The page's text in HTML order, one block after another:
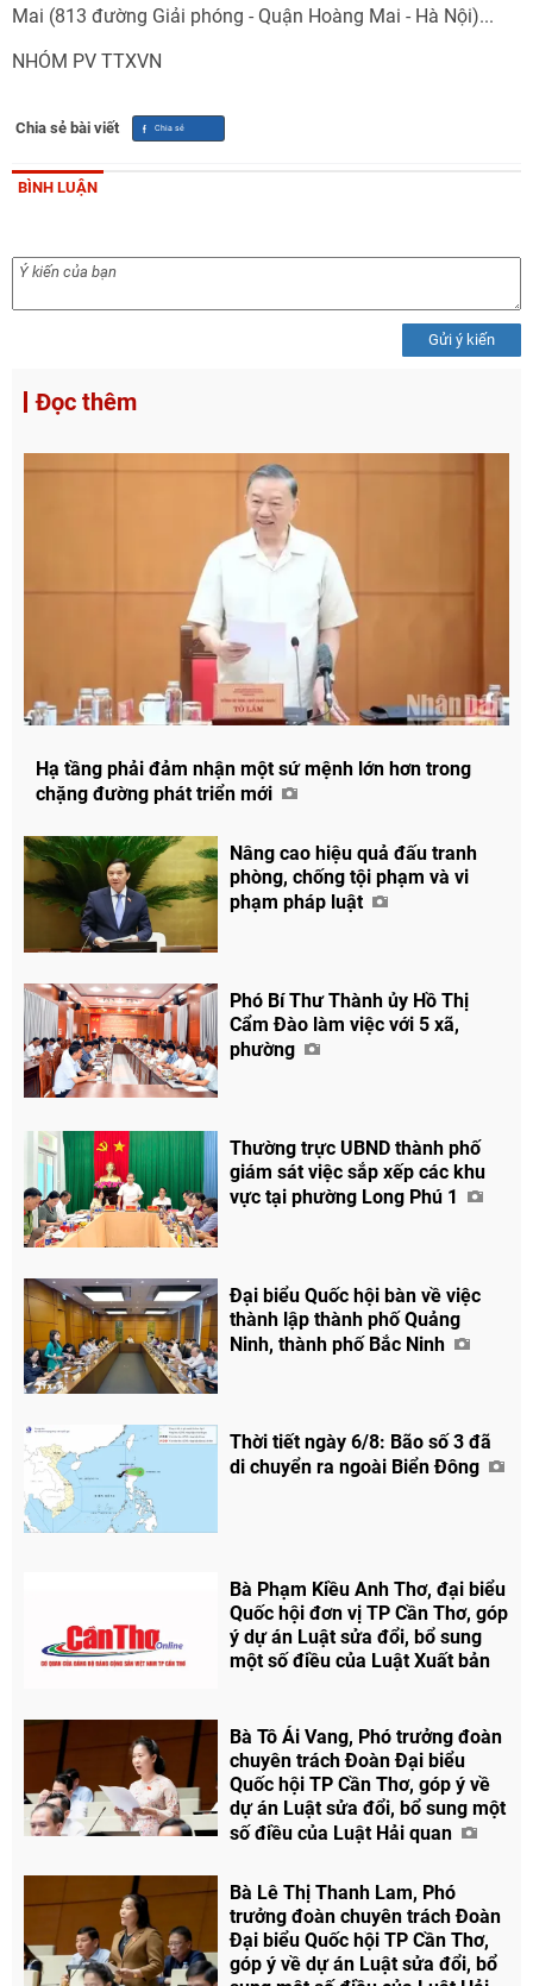
Mai (813 đường Giải phóng - Quận Hoàng Mai - Hà Nội)...
NHÓM PV TTXVN
Chia sẻ bài viết
BÌNH LUẬN
Gửi ý kiến
Đọc thêm
Hạ tầng phải đảm nhận một sứ mệnh lớn hơn trong
chặng đường phát triển mới
Nâng cao hiệu quả đấu tranh
phòng, chống tội phạm và vi
phạm pháp luật
Phó Bí Thư Thành ủy Hồ Thị
Cẩm Đào làm việc với 5 xã,
phường
Thường trực UBND thành phố
giám sát việc sắp xếp các khu
vực tại phường Long Phú 1
Đại biểu Quốc hội bàn về việc
thành lập thành phố Quảng
Ninh, thành phố Bắc Ninh
Thời tiết ngày 6/8: Bão số 3 đã
di chuyển ra ngoài Biển Đông
Bà Phạm Kiều Anh Thơ, đại biểu
Quốc hội đơn vị TP Cần Thơ, góp
ý dự án Luật sửa đổi, bổ sung
một số điều của Luật Xuất bản
Bà Tô Ái Vang, Phó trưởng đoàn
chuyên trách Đoàn Đại biểu
Quốc hội TP Cần Thơ, góp ý về
dự án Luật sửa đổi, bổ sung một
số điều của Luật Hải quan
Bà Lê Thị Thanh Lam, Phó
trưởng đoàn chuyên trách Đoàn
Đại biểu Quốc hội TP Cần Thơ,
góp ý về dự án Luật sửa đổi, bổ